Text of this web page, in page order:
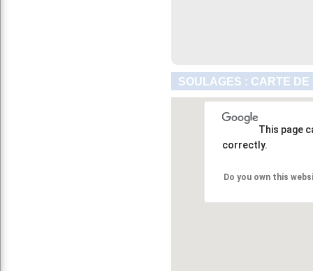
SOULAGES : CARTE
This page
correctly.
Do you own this